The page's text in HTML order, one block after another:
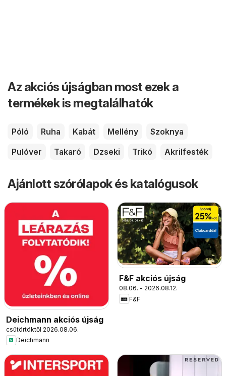
Az akciós újságban most ezek a
termékek is megtalálhatók
Póló Ruha Kabát Mellény
Szoknya
Pulóver
Takaró Dzseki Trikó Akrilfesték
Ajánlott szórólapok és katalógusok
Deichmann akciós újság
csütörtöktől 2026.08.06.
Deichmann
F&F akciós újság
08.06. - 2026.08.12.
F&F